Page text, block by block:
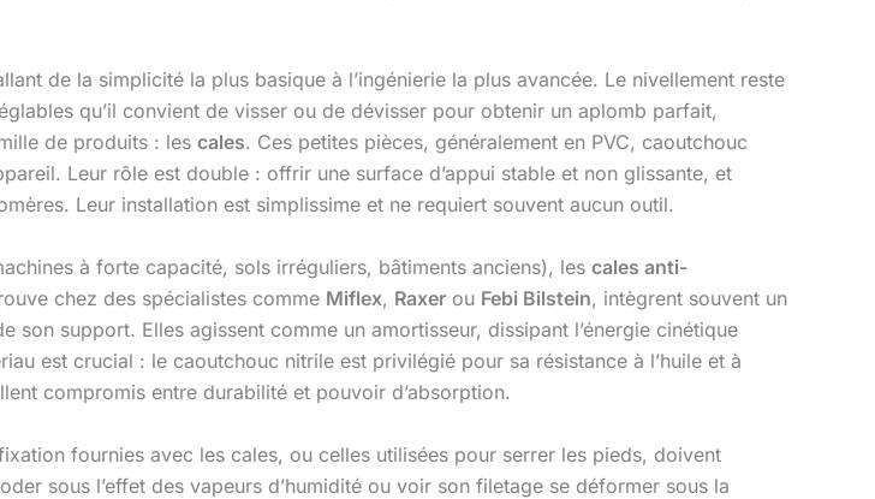
de la simplicité la plus basique à l’ingénierie la plus avancée. Le nivellement reste
qu’il convient de visser ou de dévisser pour obtenir un aplomb parfait,
de produits : les cales. Ces petites pièces, généralement en PVC, caoutchouc
Leur rôle est double : offrir une surface d’appui stable et non glissante, et
Leur installation est simplissime et ne requiert souvent aucun outil.
à forte capacité, sols irréguliers, bâtiments anciens), les cales anti-
chez des spécialistes comme Miflex, Raxer ou Febi Bilstein, intègrent souvent un
support. Elles agissent comme un amortisseur, dissipant l’énergie cinétique
est crucial : le caoutchouc nitrile est privilégié pour sa résistance à l’huile et à
compromis entre durabilité et pouvoir d’absorption.
fournies avec les cales, ou celles utilisées pour serrer les pieds, doivent
sous l’effet des vapeurs d’humidité ou voir son filetage se déformer sous la